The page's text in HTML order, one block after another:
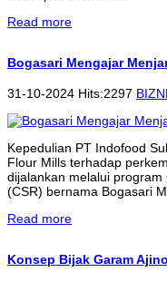
Read more
Bogasari Mengajar
31-10-2024 Hits:2297
Kepedulian PT Indofood
Flour Mills terhadap
dijalankan melalui
(CSR) bernama Bogasari
Read more
Konsep Bijak Garam